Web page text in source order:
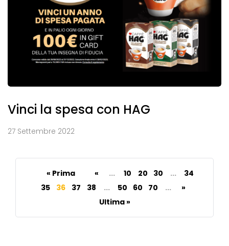
Vinci la spesa con HAG
27 Settembre 2022
« Prima « ... 10 20 30 ...
34
35
36 37 38 ... 50 60 70 ...
»
Ultima »